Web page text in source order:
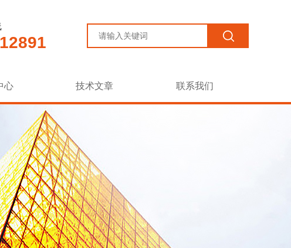
心 技术文章 联系我们